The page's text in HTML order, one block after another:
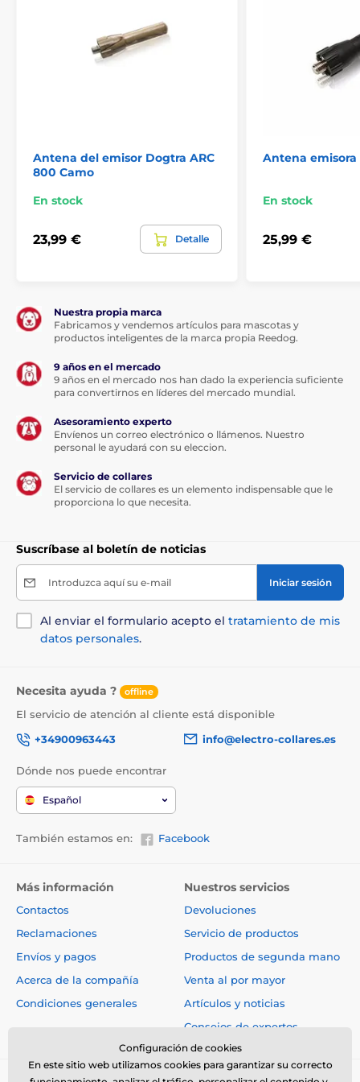
Antena del emisor Dogtra ARC
800 Camo
En stock
23,99 € Detalle
Antena
En stock
25,99 €
Nuestra propia marca
Fabricamos y vendemos artículos para mascotas y
productos inteligentes de la marca propia Reedog.
9 años en el mercado
9 años en el mercado nos han dado la experiencia suficiente
para convertirnos en líderes del mercado mundial.
Asesoramiento experto
Envíenos un correo electrónico o llámenos. Nuestro
personal le ayudará con su eleccion.
Servicio de collares
El servicio de collares es un elemento indispensable que le
proporciona lo que necesita.
Suscríbase al boletín de noticias
Introduzca aquí su e-mail Iniciar sesión
Al enviar el formulario acepto el tratamiento de mis
datos personales.
Necesita ayuda ? offline
El servicio de atención al cliente está disponible
+34900963443
info@electro-collares.es
Dónde nos puede encontrar
Español
También estamos en: Facebook
Más información
Contactos
Reclamaciones
Envíos y pagos
Acerca de la compañía
Condiciones generales
Nuestros servicios
Devoluciones
Servicio de productos
Productos de segunda mano
Venta al por mayor
Artículos y noticias
Consejos de expertos
Configuración de cookies
En este sitio web utilizamos cookies para garantizar su correcto